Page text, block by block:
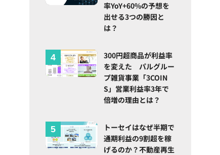
率YoY+60%の予想を
出せる3つの勝因と
は？
300円超商品が利益率
を変えた パルグルー
プ雑貨事業「3COIN
S」営業利益率3年で
倍増の理由とは？
トーセイはなぜ半期で
通期利益の9割超を稼
げるのか？不動産再生